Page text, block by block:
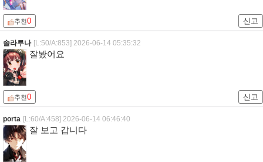
추천0 신고
솔라루나 [L:50/A:853] 2026-06-14 05:35:32
잘봤어요
추천0 신고
porta [L:60/A:458] 2026-06-14 06:46:40
잘 보고 갑니다